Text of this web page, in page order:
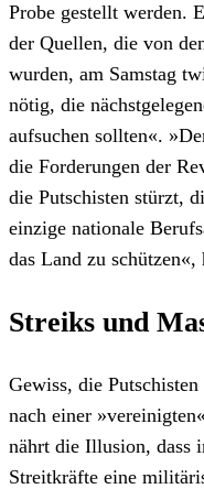
Probe gestellt werden.
der Quellen, die von
wurden, am Samstag
nötig, die
aufsuchen sollten«.
die Forderungen der
die Putschisten stürzt,
einzige nationale
das Land zu schützen«,
Streiks und
Gewiss, die
nach einer
nährt die Illusion, dass
Streitkräfte eine